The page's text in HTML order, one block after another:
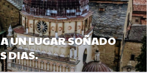
UN LUGAR SOÑADO
DIAS.